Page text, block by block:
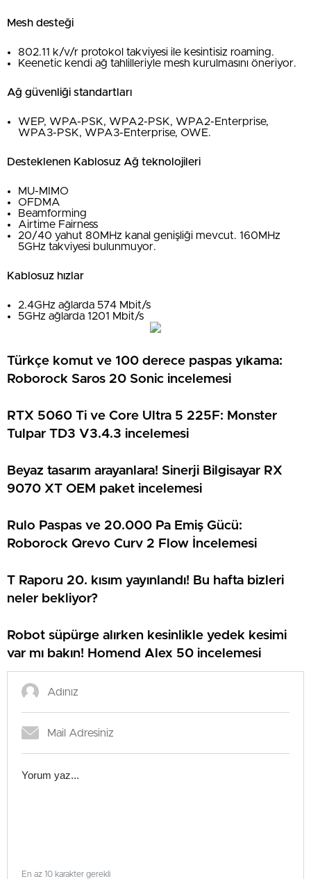
Mesh desteği
802.11 k/v/r protokol takviyesi ile kesintisiz roaming.
Keenetic kendi ağ tahlilleriyle mesh kurulmasını öneriyor.
Ağ güvenliği standartları
WEP, WPA-PSK, WPA2-PSK, WPA2-Enterprise,
WPA3-PSK, WPA3-Enterprise, OWE.
Desteklenen Kablosuz Ağ teknolojileri
MU-MIMO
OFDMA
Beamforming
Airtime Fairness
20/40 yahut 80MHz kanal genişliği mevcut. 160MHz
5GHz takviyesi bulunmuyor.
Kablosuz hızlar
2.4GHz ağlarda 574 Mbit/s
5GHz ağlarda 1201 Mbit/s
Türkçe komut ve 100 derece paspas yıkama:
Roborock Saros 20 Sonic incelemesi
RTX 5060 Ti ve Core Ultra 5 225F: Monster
Tulpar TD3 V3.4.3 incelemesi
Beyaz tasarım arayanlara! Sinerji Bilgisayar RX
9070 XT OEM paket incelemesi
Rulo Paspas ve 20.000 Pa Emiş Gücü:
Roborock Qrevo Curv 2 Flow İncelemesi
T Raporu 20. kısım yayınlandı! Bu hafta bizleri
neler bekliyor?
Robot süpürge alırken kesinlikle yedek kesimi
var mı bakın! Homend Alex 50 incelemesi
En az 10 karakter gerekli